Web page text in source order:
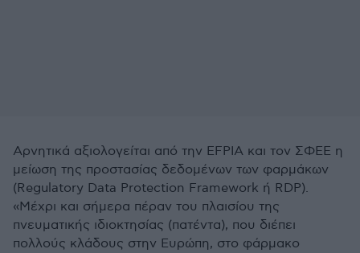
Αρνητικά αξιολογείται από την EFPIA και τον ΣΦΕΕ η
μείωση της προστασίας δεδομένων των φαρμάκων
(Regulatory Data Protection Framework ή RDP).
«Μέχρι και σήμερα πέραν του πλαισίου της
πνευματικής ιδιοκτησίας (πατέντα), που διέπει
πολλούς κλάδους στην Ευρώπη, στο φάρμακο